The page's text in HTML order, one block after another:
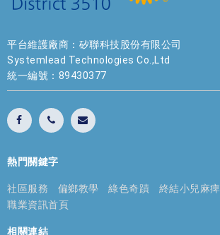
平台維護廠商：矽聯科技股份有限公司
Systemlead Technologies Co.,Ltd
統一編號：89430377
熱門關鍵字
社區服務 偏鄉教學 綠色奇蹟 終結小兒麻痺
職業資訊首頁
相關連結